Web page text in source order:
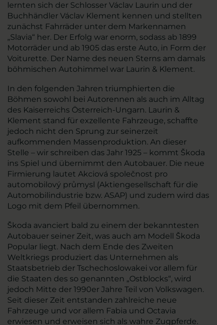
lernten sich der Schlosser Václav Laurin und der
Buchhändler Václav Klement kennen und stellten
zunächst Fahrräder unter dem Markennamen
„Slavia“ her. Der Erfolg war enorm, sodass ab 1899
Motorräder und ab 1905 das erste Auto, in Form der
Voiturette. Der Name des neuen Sterns am damals
böhmischen Autohimmel war Laurin & Klement.
In den folgenden Jahren triumphierten die
Böhmen sowohl bei Autorennen als auch im Alltag
des Kaiserreichs Österreich-Ungarn. Laurin &
Klement stand für exzellente Fahrzeuge, schaffte
jedoch nicht den Sprung zur seinerzeit
aufkommenden Massenproduktion. An dieser
Stelle – wir schreiben das Jahr 1925 – kommt Škoda
ins Spiel und übernimmt den Autobauer. Die neue
Firmierung lautet Akciová společnost pro
automobilový průmysl (Aktiengesellschaft für die
Automobilindustrie bzw. ASAP) und zudem wird das
Logo mit dem Pfeil übernommen.
Škoda avanciert bald zu einem der bekanntesten
Autobauer seiner Zeit, was auch am Modell Škoda
Popular liegt. Nach dem Ende des Zweiten
Weltkriegs produziert das Unternehmen als
Staatsbetrieb der Tschechoslowakei vor allem für
die Staaten des so genannten „Ostblocks“, wird
jedoch Mitte der 1990er Jahre Teil von Volkswagen.
Seit dieser Zeit entstanden zahlreiche neue
Fahrzeuge und vor allem Fabia und Octavia
erwiesen und erweisen sich als wahre Zugpferde.